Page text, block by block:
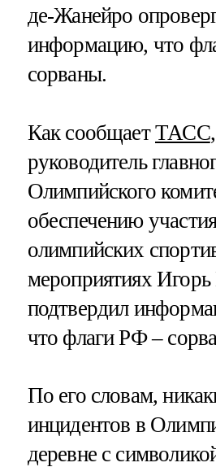
де-Жанейро
информацию, что
сорваны.
Как сообщаетТАСС
руководитель
Олимпийского
обеспечению
олимпийских
мероприятиях Игорь
подтвердил
что флаги РФ –
По его словам,
инцидентов в
деревне с